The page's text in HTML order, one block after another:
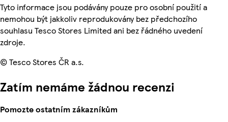
Tyto informace jsou podávány pouze pro osobní použití a
nemohou být jakkoliv reprodukovány bez předchozího
souhlasu Tesco Stores Limited ani bez řádného uvedení
zdroje.
© Tesco Stores ČR a.s.
Zatím nemáme žádnou recenzi
Pomozte ostatním zákazníkům